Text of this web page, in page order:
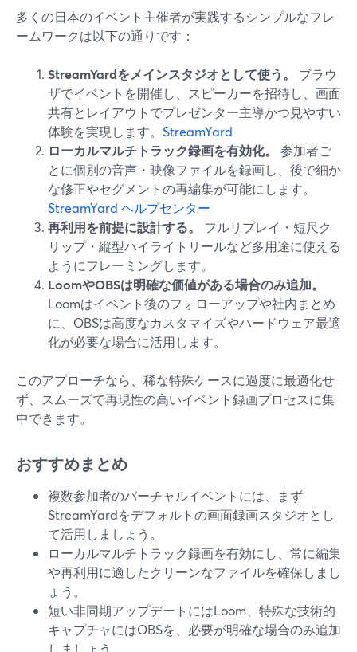
多くの日本のイベント主催者が実践するシンプルなフレ
ームワークは以下の通りです：
StreamYardをメインスタジオとして使う。
ブラウ
ザでイベントを開催し、スピーカーを招待し、画面
共有とレイアウトでプレゼンター主導かつ見やすい
体験を実現します。 StreamYard
ローカルマルチトラック録画を有効化。
参加者ご
とに個別の音声・映像ファイルを録画し、後で細か
な修正やセグメントの再編集が可能にします。
StreamYard ヘルプセンター
再利用を前提に設計する。
フルリプレイ・短尺ク
リップ・縦型ハイライトリールなど多用途に使える
ようにフレーミングします。
LoomやOBSは明確な価値がある場合のみ追加。
Loomはイベント後のフォローアップや社内まとめ
に、OBSは高度なカスタマイズやハードウェア最適
化が必要な場合に活用します。
このアプローチなら、稀な特殊ケースに過度に最適化せ
ず、スムーズで再現性の高いイベント録画プロセスに集
中できます。
おすすめまとめ
複数参加者のバーチャルイベントには、まず
StreamYardをデフォルトの画面録画スタジオとし
て活用しましょう。
ローカルマルチトラック録画を有効にし、常に編集
や再利用に適したクリーンなファイルを確保しまし
ょう。
短い非同期アップデートにはLoom、特殊な技術的
キャプチャにはOBSを、必要が明確な場合のみ追加
しましょう。